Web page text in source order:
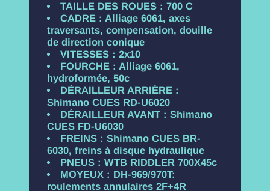
TAILLE DES ROUES : 700 C
CADRE : Alliage 6061, axes
traversants, compensation, douille
de direction conique
VITESSES : 2x10
FOURCHE : Alliage 6061,
hydroformée, 50c
DÉRAILLEUR ARRIÈRE :
Shimano CUES RD-U6020
DÉRAILLEUR AVANT : Shimano
CUES FD-U6030
FREINS : Shimano CUES BR-
6030, freins à disque hydraulique
PNEUS : WTB RIDDLER 700X45c
MOYEUX : DH-969/970T:
roulements annulaires 2F+4R